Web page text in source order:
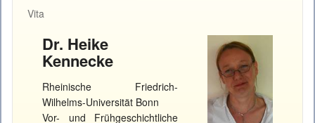
Vita
Dr. Heike
Kennecke
Rheinische Friedrich-
Wilhelms-Universität Bonn
Vor- und Frühgeschichtliche